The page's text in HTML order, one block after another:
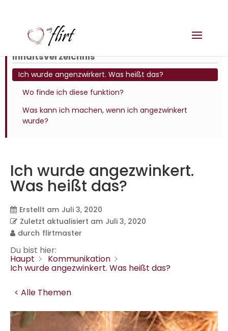
Ich wurde angezwinkert.
Was heißt das?
Erstellt am Juli 3, 2020
Zuletzt aktualisiert am Juli 3, 2020
durch flirtmaster
Du bist hier:
Haupt Kommunikation
Ich wurde angezwinkert. Was heißt das?
< Alle Themen
Inhaltsverzeichnis
Ich wurde angenzwirkert. Was heißt das?
Wo finde ich diese funktion?
Was kann ich machen, wenn ich angezwinkert
wurde?